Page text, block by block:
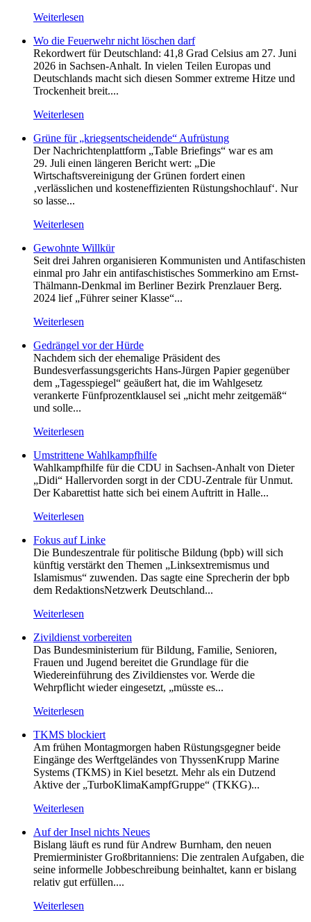
Weiterlesen
Wo die Feuerwehr nicht löschen darf
Rekordwert für Deutschland: 41,8 Grad Celsius am 27. Juni
2026 in Sachsen-Anhalt. In vielen Teilen Europas und
Deutschlands macht sich diesen Sommer extreme Hitze und
Trockenheit breit....
Weiterlesen
Grüne für „kriegsentscheidende“ Aufrüstung
Der Nachrichtenplattform „Table Briefings“ war es am
29. Juli einen längeren Bericht wert: „Die
Wirtschaftsvereinigung der Grünen fordert einen
‚verlässlichen und kosteneffizienten Rüstungshochlauf‘. Nur
so lasse...
Weiterlesen
Gewohnte Willkür
Seit drei Jahren organisieren Kommunisten und Antifaschisten
einmal pro Jahr ein antifaschistisches Sommerkino am Ernst-
Thälmann-Denkmal im Berliner Bezirk Prenzlauer Berg.
2024 lief „Führer seiner Klasse“...
Weiterlesen
Gedrängel vor der Hürde
Nachdem sich der ehemalige Präsident des
Bundesverfassungsgerichts Hans-Jürgen Papier gegenüber
dem „Tagesspiegel“ geäußert hat, die im Wahlgesetz
verankerte Fünfprozentklausel sei „nicht mehr zeitgemäß“
und solle...
Weiterlesen
Umstrittene Wahlkampfhilfe
Wahlkampfhilfe für die CDU in Sachsen-Anhalt von Dieter
„Didi“ Hallervorden sorgt in der CDU-Zentrale für Unmut.
Der Kabarettist hatte sich bei einem Auftritt in Halle...
Weiterlesen
Fokus auf Linke
Die Bundeszentrale für politische Bildung (bpb) will sich
künftig verstärkt den Themen „Linksextremismus und
Islamismus“ zuwenden. Das sagte eine Sprecherin der bpb
dem RedaktionsNetzwerk Deutschland...
Weiterlesen
Zivildienst vorbereiten
Das Bundesministerium für Bildung, Familie, Senioren,
Frauen und Jugend bereitet die Grundlage für die
Wiedereinführung des Zivildienstes vor. Werde die
Wehrpflicht wieder eingesetzt, „müsste es...
Weiterlesen
TKMS blockiert
Am frühen Montagmorgen haben Rüstungsgegner beide
Eingänge des Werftgeländes von ThyssenKrupp Marine
Systems (TKMS) in Kiel besetzt. Mehr als ein Dutzend
Aktive der „TurboKlimaKampfGruppe“ (TKKG)...
Weiterlesen
Auf der Insel nichts Neues
Bislang läuft es rund für Andrew Burnham, den neuen
Premierminister Großbritanniens: Die zentralen Aufgaben, die
seine informelle Jobbeschreibung beinhaltet, kann er bislang
relativ gut erfüllen....
Weiterlesen